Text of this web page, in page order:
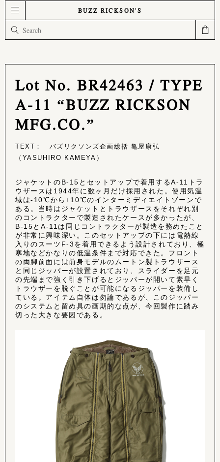
BUZZ RICKSON'S
Lot No. BR42463 / TYPE
A-11 “BUZZ RICKSON
MFG.CO.”
TEXT： バズリクソンズ企画総括 亀屋康弘
（YASUHIRO KAMEYA）
ジャケットのB-15とセットアップで着用するA-11トラ
ウザースは1944年に数ヶ月だけ採用された。使用気温
域は-10℃から+10℃のインターミディエイトゾーンで
ある。当時はジャケットとトラウザースをそれぞれ別
のコントラクターで製造されたケースが多かったが、
B-15とA-11は同じコントラクターが製造を務めたこと
が非常に興味深い。このセットアップの下には電熱線
入りのスーツF-3を着用できるよう設計されており、極
寒地などかなりの低温条件まで対応できた。フロント
の両脚前面には前身モデルのムートン製トラウザース
と同じジッパーが設置されており、スライダーを足元
の先端まで強く引き下げるとジッパーが開いて素早く
トラウザーを脱ぐことが可能になるジッパーを装備し
ている。アイテム自体は勿論であるが、このジッパー
のシステムと留め具の画期的な点が、今回製作に踏み
切った大きな要因である。